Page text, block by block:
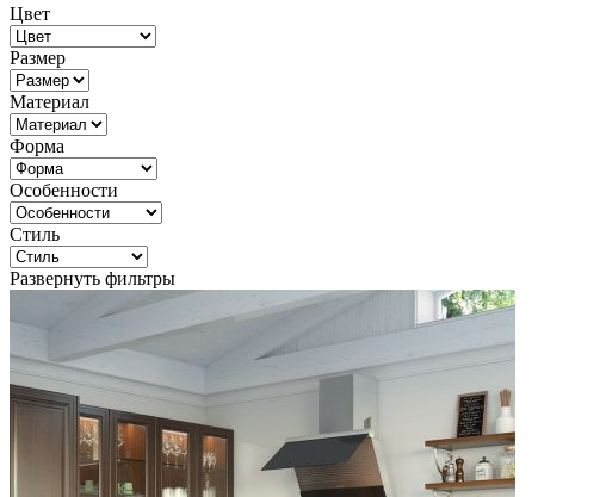
Цвет
Размер
Материал
Форма
Особенности
Стиль
Развернуть фильтры